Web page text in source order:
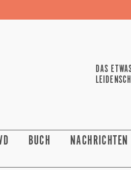
DAS
BUCH NACHRICHTEN